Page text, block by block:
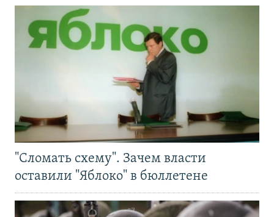
"Сломать схему". Зачем власти
оставили "Яблоко" в бюллетене